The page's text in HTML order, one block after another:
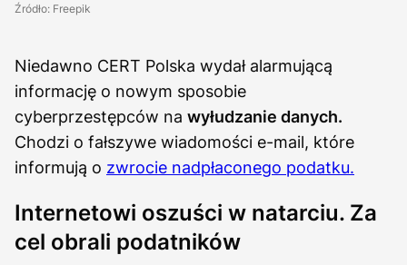
Źródło: Freepik
Niedawno CERT Polska wydał alarmującą
informację o nowym sposobie
cyberprzestępców na wyłudzanie danych.
Chodzi o fałszywe wiadomości e-mail, które
informują o zwrocie nadpłaconego podatku.
Internetowi oszuści w natarciu. Za
cel obrali podatników